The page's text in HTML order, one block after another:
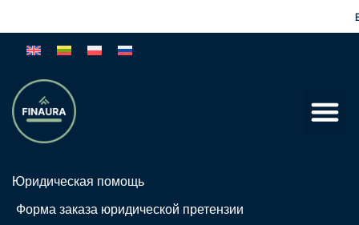
Юридическая помощь
Форма заказа юридической претензии